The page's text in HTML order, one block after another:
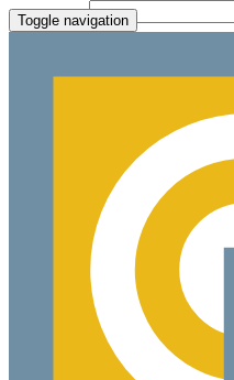
Toggle navigation
File Picker
Paste Target